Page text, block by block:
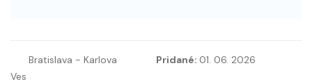
Bratislava - Karlova
Ves
Pridané: 01. 06. 2026